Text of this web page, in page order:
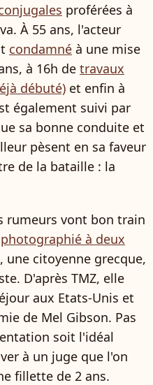
proférées à
À 55 ans, l'acteur
condamné à une mise
à 16h de travaux
débuté) et enfin à
également suivi par
sa bonne conduite et
pèsent en sa faveur
de la bataille : la
rumeurs vont bon train
photographié à deux
une citoyenne grecque,
D'après TMZ, elle
aux Etats-Unis et
de Mel Gibson. Pas
soit l'idéal
à un juge que l'on
fillette de 2 ans.